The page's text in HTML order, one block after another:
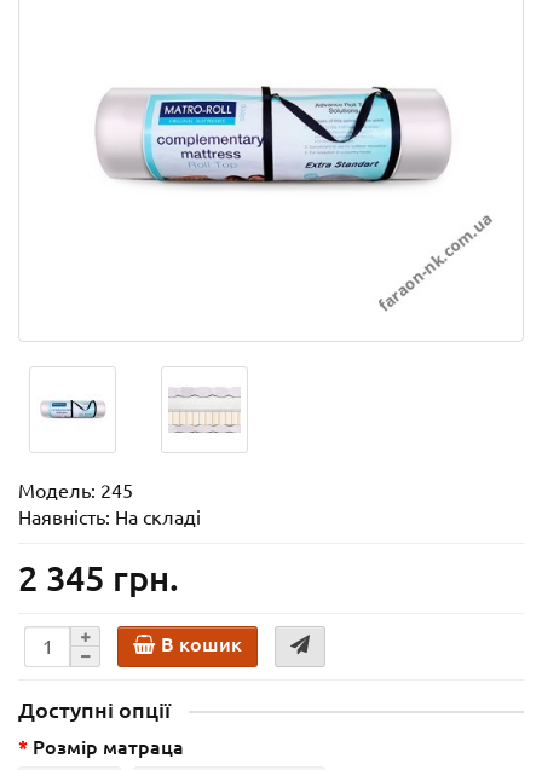
Модель: 245
Наявність: На складі
2 345 грн.
В кошик
Доступні опції
Розмір матраца